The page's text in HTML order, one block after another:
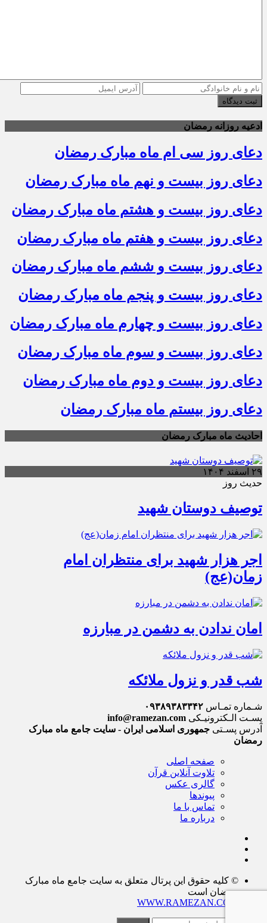
ثبت دیدگاه
ادعیه روزانه رمضان
دعای روز سی ام ماه مبارک رمضان
دعای روز بیست و نهم ماه مبارک رمضان
دعای روز بیست و هشتم ماه مبارک رمضان
دعای روز بیست و هفتم ماه مبارک رمضان
دعای روز بیست و ششم ماه مبارک رمضان
دعای روز بیست و پنجم ماه مبارک رمضان
دعای روز بیست و چهارم ماه مبارک رمضان
دعای روز بیست و سوم ماه مبارک رمضان
دعای روز بیست و دوم ماه مبارک رمضان
دعای روز بیستم ماه مبارک رمضان
احادیث ماه مبارک رمضان
۲۹ اسفند ۱۴۰۴
حدیث روز
توصیف دوستان شهید
اجر هزار شهید برای منتظران امام
زمان(عج)
امان ندادن به دشمن در مبارزه
شب قدر و نزول ملائکه
شـماره تمـاس ۰۹۳۸۹۳۸۳۳۴۲
پسـت الـکترونیـکی info@ramezan.com
آدرس پسـتی جمهوری اسلامی ایران - سایت جامع ماه مبارک
رمضان
صفحه اصلی
تلاوت آنلاین قرآن
گالری عکس
پیوندها
تماس با ما
درباره ما
© کلیه حقوق این پرتال متعلق به سایت جامع ماه مبارک
رمضان است
WWW.RAMEZAN.COM